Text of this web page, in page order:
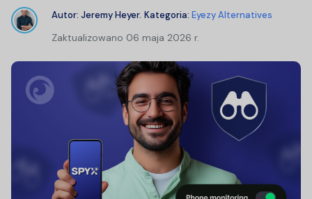
Autor: Jeremy Heyer. Kategoria: Eyezy Alternatives
Zaktualizowano 06 maja 2026 r.